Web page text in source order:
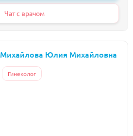
Чат с врачом
Михайлова Юлия Михайловна
Гинеколог